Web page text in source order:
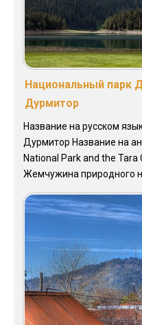
Национальный парк
Дурмитор
Название на русском
Дурмитор Название на
National Park and the Tara
Жемчужина природного